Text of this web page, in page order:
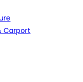
Carport